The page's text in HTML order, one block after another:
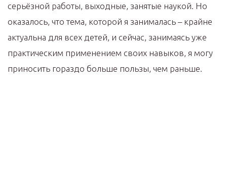
серьёзной работы, выходные, занятые наукой. Но
оказалось, что тема, которой я занималась – крайне
актуальна для всех детей, и сейчас, занимаясь уже
практическим применением своих навыков, я могу
приносить гораздо больше пользы, чем раньше.